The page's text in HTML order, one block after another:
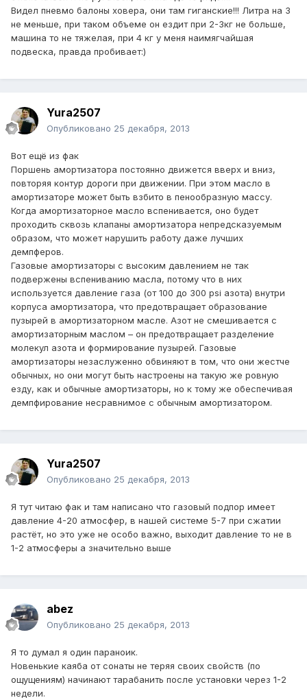
Видел пневмо балоны ховера, они там гиганские!!! Литра на 3
не меньше, при таком объеме он ездит при 2-3кг не больше,
машина то не тяжелая, при 4 кг у меня наимягчайшая
подвеска, правда пробивает:)
Yura2507
Опубликовано 25 декабря, 2013
Вот ещё из фак
Поршень амортизатора постоянно движется вверх и вниз,
повторяя контур дороги при движении. При этом масло в
амортизаторе может быть взбито в пенообразную массу.
Когда амортизаторное масло вспенивается, оно будет
проходить сквозь клапаны амортизатора непредсказуемым
образом, что может нарушить работу даже лучших
демпферов.
Газовые амортизаторы с высоким давлением не так
подвержены вспениванию масла, потому что в них
используется давление газа (от 100 до 300 psi азота) внутри
корпуса амортизатора, что предотвращает образование
пузырей в амортизаторном масле. Азот не смешивается с
амортизаторным маслом – он предотвращает разделение
молекул азота и формирование пузырей. Газовые
амортизаторы незаслуженно обвиняют в том, что они жестче
обычных, но они могут быть настроены на такую же ровную
езду, как и обычные амортизаторы, но к тому же обеспечивая
демпфирование несравнимое с обычным амортизатором.
Yura2507
Опубликовано 25 декабря, 2013
Я тут читаю фак и там написано что газовый подпор имеет
давление 4-20 атмосфер, в нашей системе 5-7 при сжатии
растёт, но это уже не особо важно, выходит давление то не в
1-2 атмосферы а значительно выше
abez
Опубликовано 25 декабря, 2013
Я то думал я один параноик.
Новенькие каяба от сонаты не теряя своих свойств (по
ощущениям) начинают тарабанить после установки через 1-2
недели.